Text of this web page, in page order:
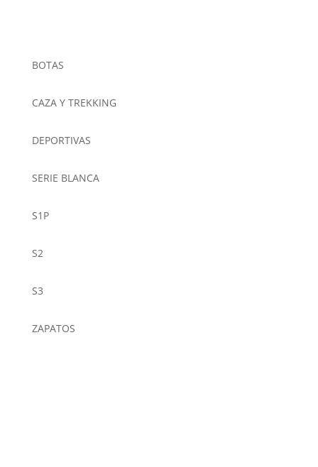
BOTAS
CAZA Y TREKKING
DEPORTIVAS
SERIE BLANCA
S1P
S2
S3
ZAPATOS